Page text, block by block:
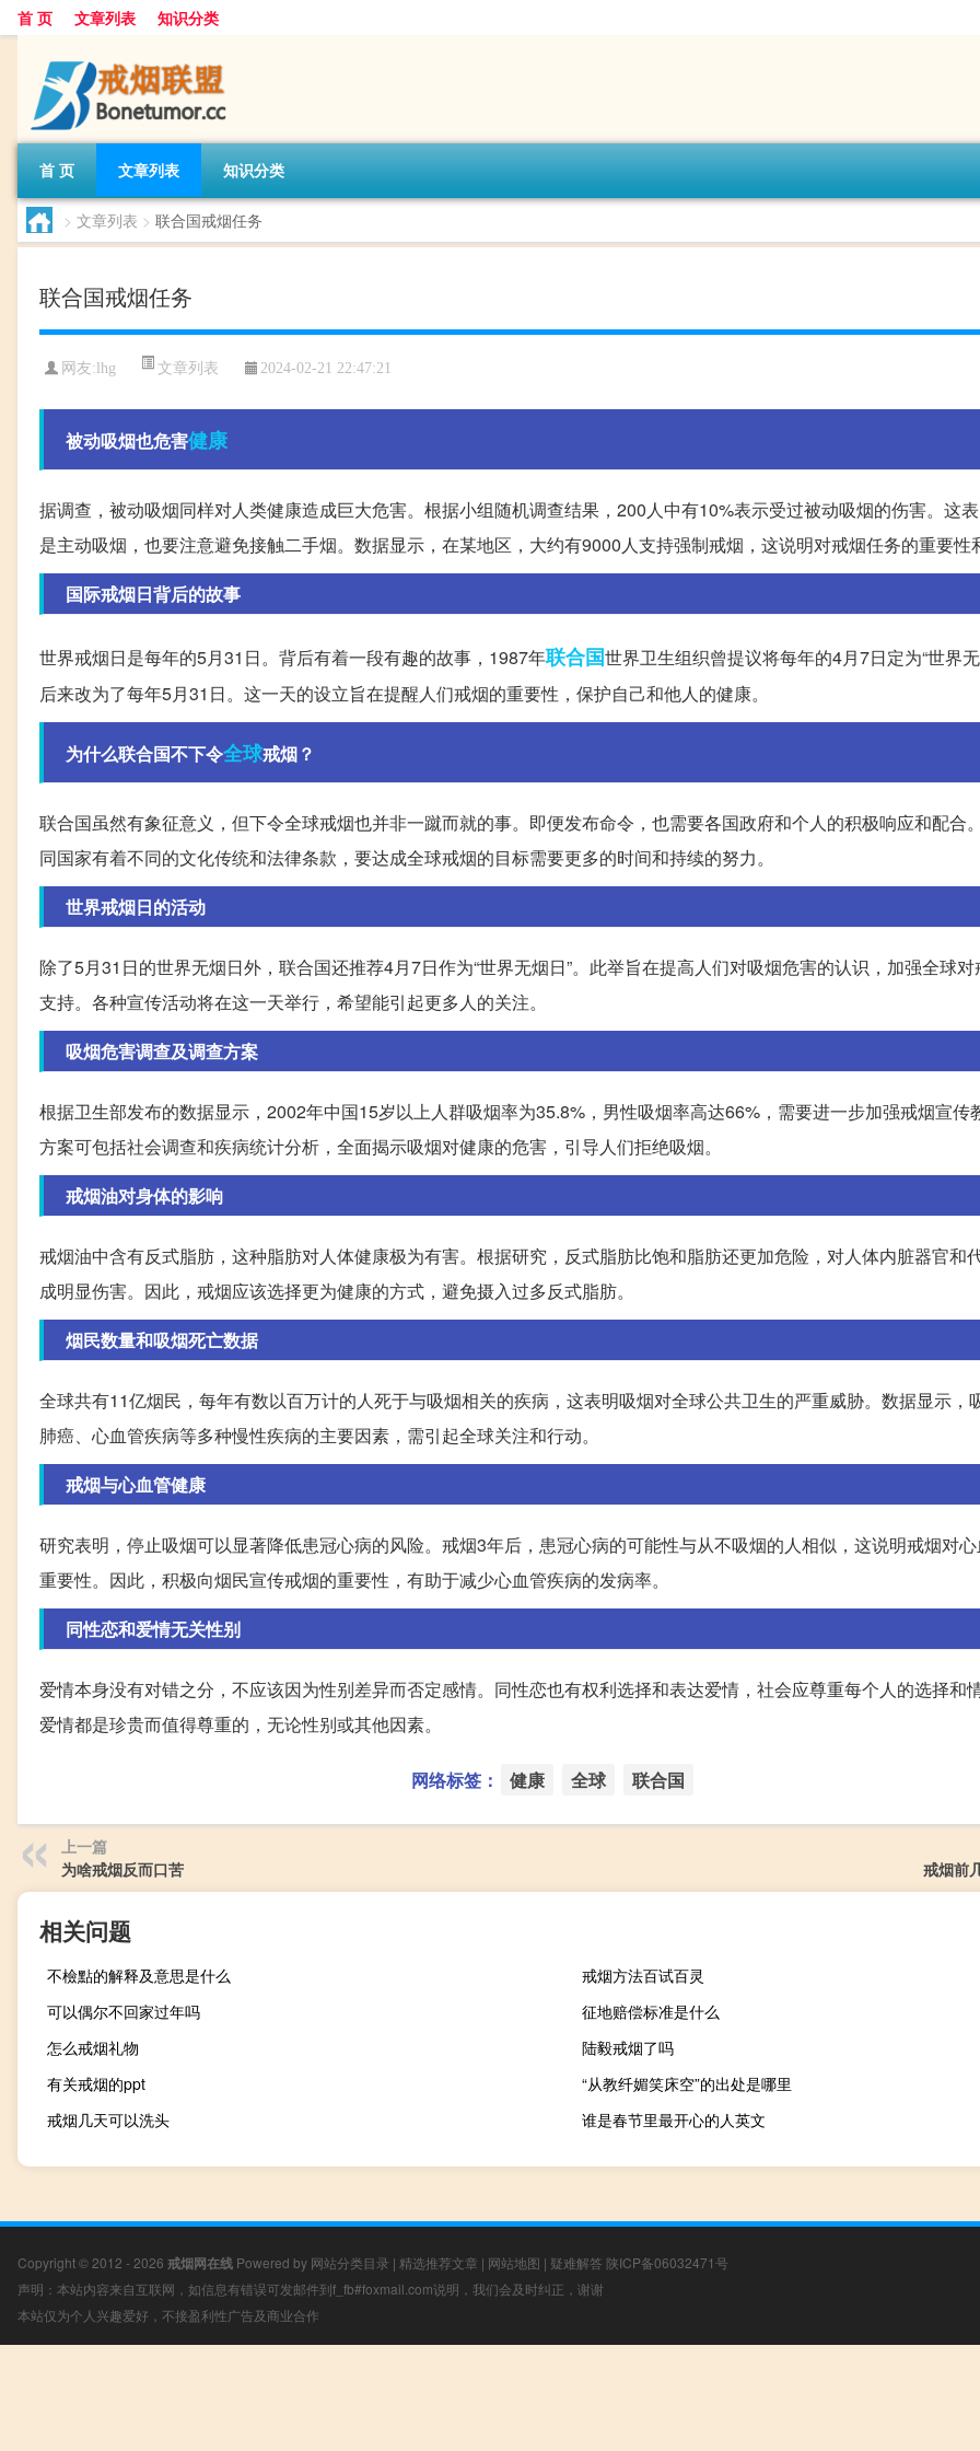
首 页 文章列表 知识分类
首 页 文章列表 知识分类
> 文章列表 > 联合国戒烟任务
联合国戒烟任务
网友: lhg 文章列表 2024-02-21 22:47:21
被动吸烟也危害健康
据调查，被动吸烟同样对人类健康造成巨大危害。根据小组随机调查结果，200人中有10%表示受过被动吸烟的伤害。这
是主动吸烟，也要注意避免接触二手烟。数据显示，在某地区，大约有9000人支持强制戒烟，这说明对戒烟任务的重要性
国际戒烟日背后的故事
世界戒烟日是每年的5月31日。背后有着一段有趣的故事，1987年联合国世界卫生组织曾提议将每年的4月7日定为“世界
后来改为了每年5月31日。这一天的设立旨在提醒人们戒烟的重要性，保护自己和他人的健康。
为什么联合国不下令全球戒烟？
联合国虽然有象征意义，但下令全球戒烟也并非一蹴而就的事。即便发布命令，也需要各国政府和个人的积极响应和配合
同国家有着不同的文化传统和法律条款，要达成全球戒烟的目标需要更多的时间和持续的努力。
世界戒烟日的活动
除了5月31日的世界无烟日外，联合国还推荐4月7日作为“世界无烟日”。此举旨在提高人们对吸烟危害的认识，加强全球
支持。各种宣传活动将在这一天举行，希望能引起更多人的关注。
吸烟危害调查及调查方案
根据卫生部发布的数据显示，2002年中国15岁以上人群吸烟率为35.8%，男性吸烟率高达66%，需要进一步加强戒烟宣传
方案可包括社会调查和疾病统计分析，全面揭示吸烟对健康的危害，引导人们拒绝吸烟。
戒烟油对身体的影响
戒烟油中含有反式脂肪，这种脂肪对人体健康极为有害。根据研究，反式脂肪比饱和脂肪还更加危险，对人体内脏器官和
成明显伤害。因此，戒烟应该选择更为健康的方式，避免摄入过多反式脂肪。
烟民数量和吸烟死亡数据
全球共有11亿烟民，每年有数以百万计的人死于与吸烟相关的疾病，这表明吸烟对全球公共卫生的严重威胁。数据显示，
肺癌、心血管疾病等多种慢性疾病的主要因素，需引起全球关注和行动。
戒烟与心血管健康
研究表明，停止吸烟可以显著降低患冠心病的风险。戒烟3年后，患冠心病的可能性与从不吸烟的人相似，这说明戒烟对
重要性。因此，积极向烟民宣传戒烟的重要性，有助于减少心血管疾病的发病率。
同性恋和爱情无关性别
爱情本身没有对错之分，不应该因为性别差异而否定感情。同性恋也有权利选择和表达爱情，社会应尊重每个人的选择和
爱情都是珍贵而值得尊重的，无论性别或其他因素。
网络标签： 健康 全球 联合国
上一篇
为啥戒烟反而口苦
戒烟前
相关问题
不檢點的解释及意思是什么
戒烟方法百试百灵
可以偶尔不回家过年吗
征地赔偿标准是什么
怎么戒烟礼物
陆毅戒烟了吗
有关戒烟的ppt
“从教纤媚笑床空”的出处是哪里
戒烟几天可以洗头
谁是春节里最开心的人英文
Copyright © 2012 - 2026 戒烟网在线 Powered by 网站分类目录 | 精选推荐文章 | 网站地图 | 疑难解答 陕ICP备06032471号
声明：本站内容来自互联网，如信息有错误可发邮件到f_fb#foxmail.com说明，我们会及时纠正，谢谢
本站仅为个人兴趣爱好，不接盈利性广告及商业合作